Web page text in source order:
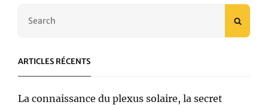
ARTICLES RÉCENTS
La connaissance du plexus solaire, la secret